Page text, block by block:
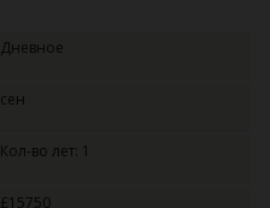
Дневное
сен
Кол-во лет: 1
£15750